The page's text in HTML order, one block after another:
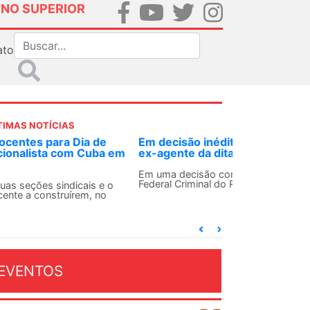
SUPERIOR
NOTÍCIAS
decisão inédita, Justiça Federal condena
agente da ditadura por estupro
uma decisão considerada histórica, a 2ª Vara
Criminal do Rio de Janeiro condenou o...
2026